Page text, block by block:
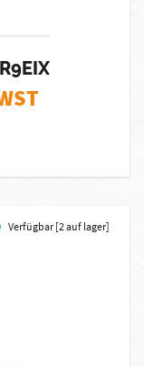
Verfügbar [2 auf lager]